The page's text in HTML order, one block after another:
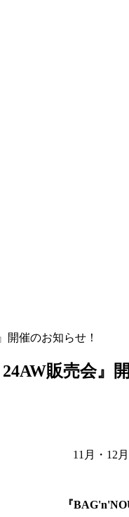
開催のお知らせ！
販売会』
11月・12
『